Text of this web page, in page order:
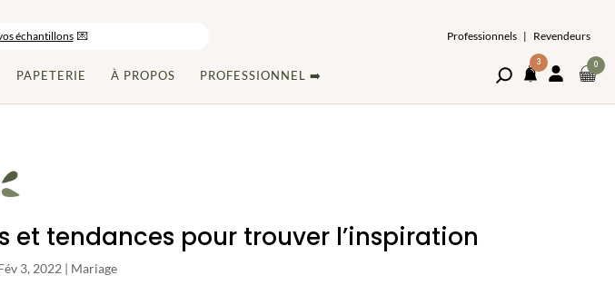
échantillons💌
Professionnels | Revendeurs
PAPETERIE À PROPOS PROFESSIONNEL ➡️
Ouvrir
le
volet
3
MON
0
tendances pour trouver l’inspiration
3, 2022 | Mariage